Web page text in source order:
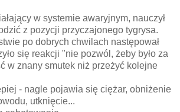
w systemie awaryjnym, nauczył
z pozycji przyczajonego tygrysa.
po dobrych chwilach następował
się reakcji "nie pozwól, żeby było za
w znany smutek niż przeżyć kolejne
- nagle pojawia się ciężar, obniżenie
utknięcie...